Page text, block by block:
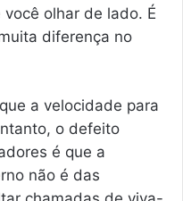
olhar de lado. É
diferença no
a velocidade para
o defeito
é que a
não é das